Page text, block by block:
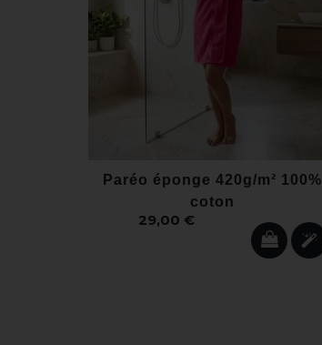
Paréo éponge 420g/m² 100%
coton
29,00 €